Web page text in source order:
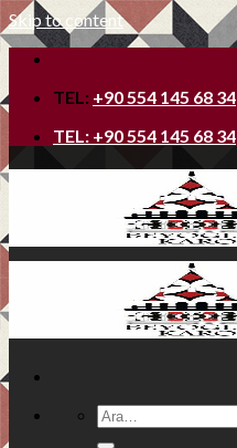
Skip to content
TEL: +90 554 145 68 34
TEL: +90 554 145 68 34